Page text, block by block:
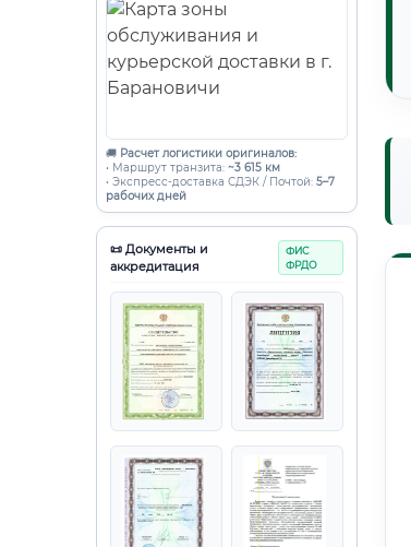
🚚 Расчет логистики оригиналов:
• Маршрут транзита: ~3 615 км
• Экспресс-доставка СДЭК / Почтой: 5–7
рабочих дней
📜 Документы и
аккредитация
ФИС
ФРДО